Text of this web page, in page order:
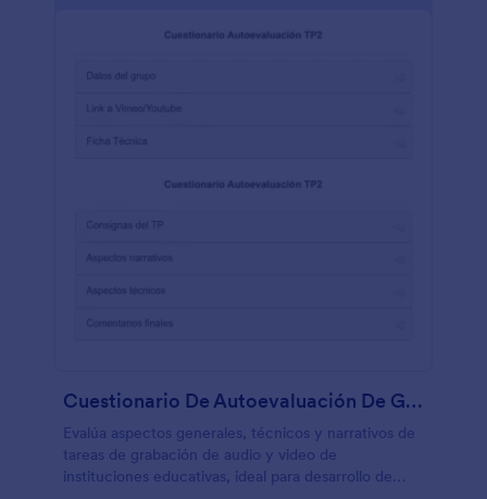
Cuestionario De Autoevaluación De Grabaciones Institución Educativa
Evalúa aspectos generales, técnicos y narrativos de
tareas de grabación de audio y video de
instituciones educativas, ideal para desarrollo de